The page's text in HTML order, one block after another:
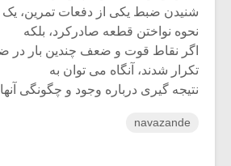
شنیدن ضبط یکی از دفعات تمرین، یک
نحوه نواختن قطعه صادرکرد، بلکه
اگر نقاط قوت و ضعف چندین بار در
تکرار شدند، آنگاه می توان به
نتیجه گیری درباره وجود و چگونگی
navazande